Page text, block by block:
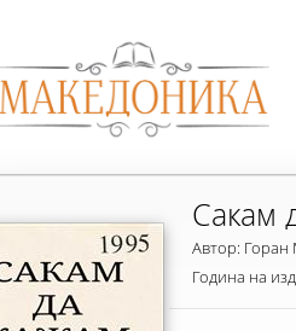
Сакам
Автор: Горан
Година на